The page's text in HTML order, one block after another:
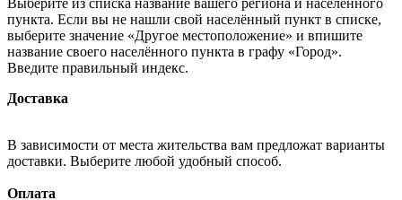
Выберите из списка название вашего региона и населённого
пункта. Если вы не нашли свой населённый пункт в списке,
выберите значение «Другое местоположение» и впишите
название своего населённого пункта в графу «Город».
Введите правильный индекс.
Доставка
В зависимости от места жительства вам предложат варианты
доставки. Выберите любой удобный способ.
Оплата